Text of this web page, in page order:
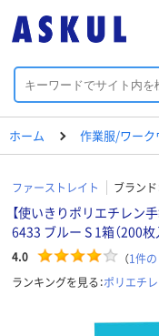
ホーム 作業服/ワー
ファーストレイト ブランド
【使いきりポリエチレン
6433 ブルー S 1箱（200枚
4.0 （1件
ランキングを見る：ポリエチ